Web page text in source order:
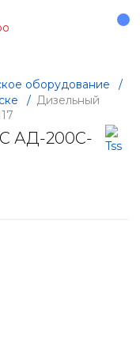
оборудование
/
/ Дизельный
АД-200С-